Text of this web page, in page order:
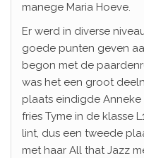
manege Maria Hoeve.
Er werd in diverse
goede punten geven
begon met de
was het een groot
plaats eindigde
fries Tyme in de klasse
lint, dus een tweede
met haar All that Jazz